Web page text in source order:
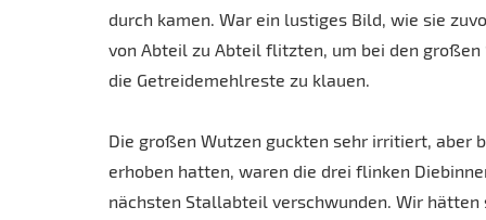
durch kamen. War ein lustiges Bild, wie sie
von Abteil zu Abteil flitzten, um bei den großen
die Getreidemehlreste zu klauen.
Die großen Wutzen guckten sehr irritiert, aber
erhoben hatten, waren die drei flinken
nächsten Stallabteil verschwunden. Wir hätten